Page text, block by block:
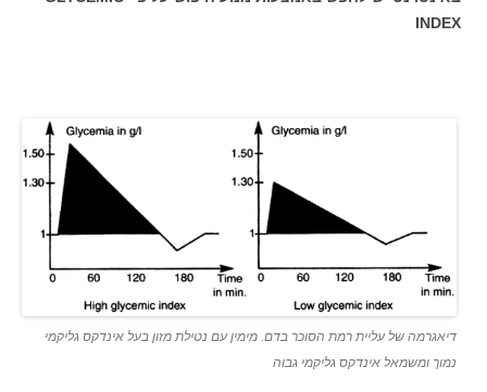
INDEX
דיאגרמה של עליית רמת הסוכר בדם. מימין עם נטילת מזון בעל אינדקס גליקמי
נמוך ומשמאל אינדקס גליקמי גבוה